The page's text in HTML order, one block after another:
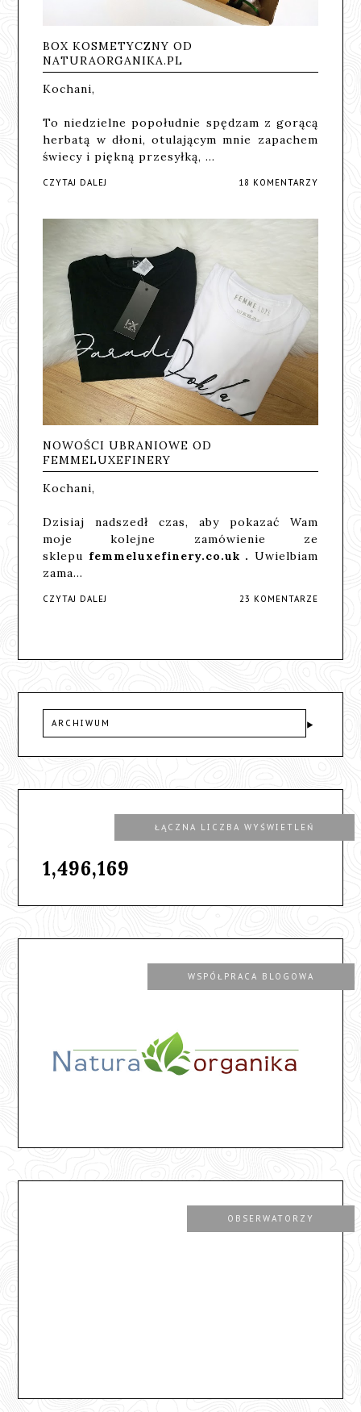
BOX KOSMETYCZNY OD
NATURAORGANIKA.PL
Kochani,
To niedzielne popołudnie spędzam z gorącą
herbatą w dłoni, otulającym mnie zapachem
świecy i piękną przesyłką, …
CZYTAJ DALEJ 18 KOMENTARZY
NOWOŚCI UBRANIOWE OD
FEMMELUXEFINERY
Kochani,
Dzisiaj nadszedł czas, aby pokazać Wam
moje kolejne zamówienie ze
sklepu femmeluxefinery.co.uk . Uwielbiam
zama…
CZYTAJ DALEJ 23 KOMENTARZE
ARCHIWUM
ŁĄCZNA LICZBA WYŚWIETLEŃ
1,496,169
WSPÓŁPRACA BLOGOWA
OBSERWATORZY